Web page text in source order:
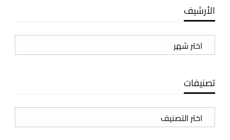
الأرشيف
الأرشيف
تصنيفات
تصنيفات